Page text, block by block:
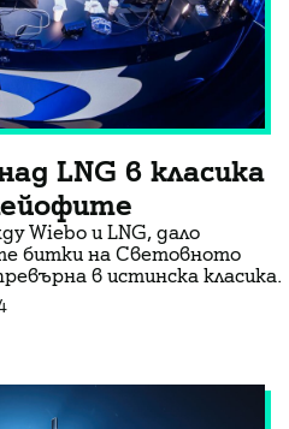
LNG в класика
Wiebo и LNG, дало
битки на Световното
в истинска класика.